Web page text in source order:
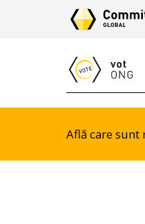
Află care sunt